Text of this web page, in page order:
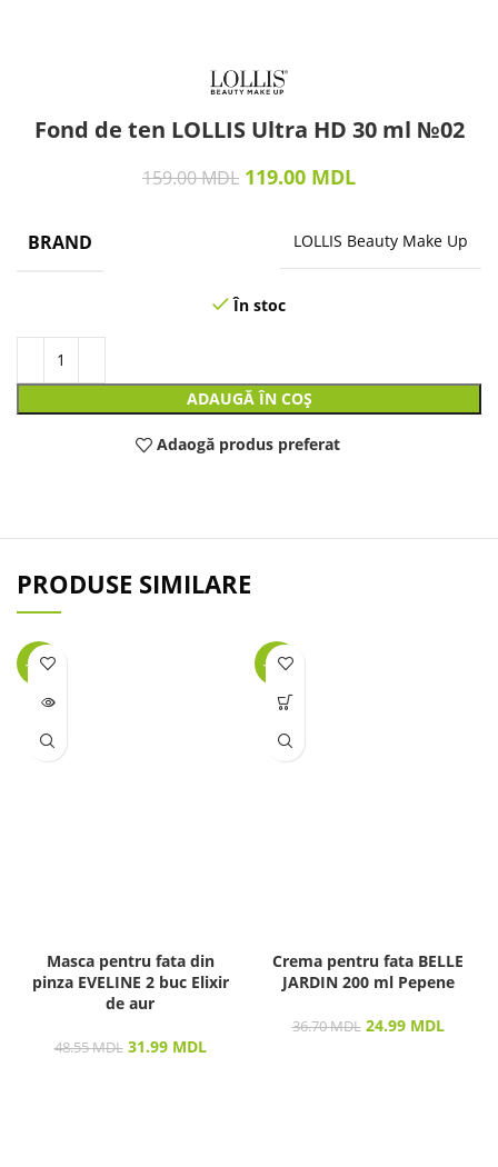
Fond de ten LOLLIS Ultra HD 30 ml №02
159.00MDL 119.00 MDL
BRAND LOLLIS Beauty Make Up
În stoc
ADAUGĂ ÎN COȘ
Adaogă produs preferat
PRODUSE SIMILARE
-34%
LIPSĂ
Masca pentru fata din
pinza EVELINE 2 buc Elixir
de aur
48.55MDL 31.99 MDL
-32%
Crema pentru fata BELLE
JARDIN 200 ml Pepene
36.70MDL 24.99 MDL